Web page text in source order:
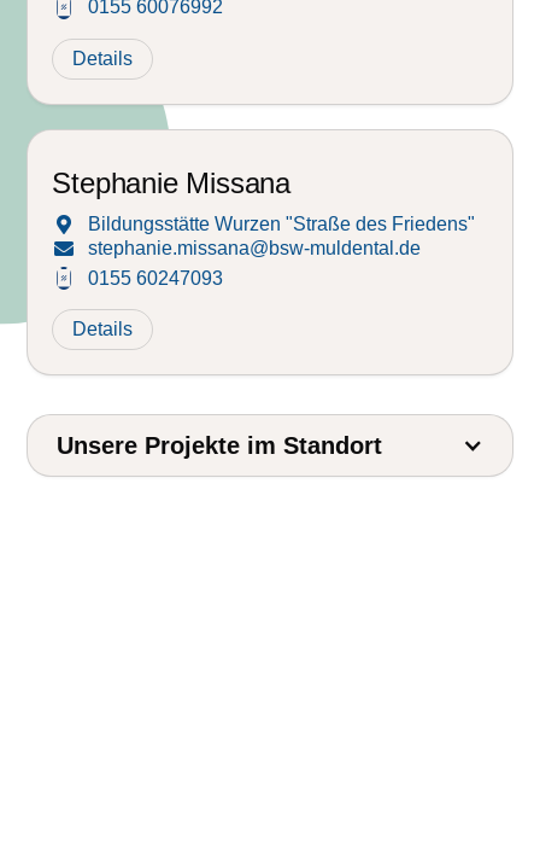
0155 60076992
Details
Stephanie Missana
 Bildungsstätte Wurzen "Straße des Friedens"

stephanie.missana@bsw-muldental.de
0155 60247093
Details
Unsere Projekte im Standort